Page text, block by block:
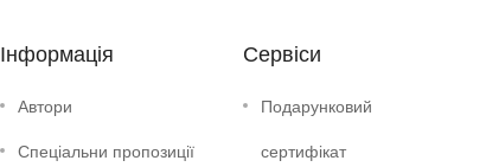
Інформація
Автори
Спеціальни пропозиції
Сервіси
Подарунковий
сертифікат